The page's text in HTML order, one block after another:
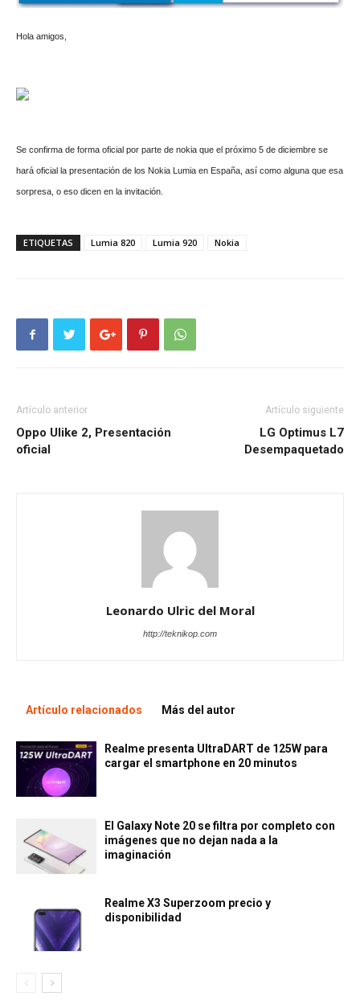
Hola amigos,
Se confirma de forma oficial por parte de nokia que el próximo 5 de diciembre se
hará oficial la presentación de los Nokia Lumia en España, así como alguna que esa
sorpresa, o eso dicen en la invitación.
ETIQUETAS Lumia 820 Lumia 920 Nokia
Artículo anterior
Oppo Ulike 2, Presentación
oficial
Artículo siguiente
LG Optimus L7
Desempaquetado
Leonardo Ulric del Moral
http://teknikop.com
Artículo relacionados Más del autor
Realme presenta UltraDART de 125W para
cargar el smartphone en 20 minutos
El Galaxy Note 20 se filtra por completo con
imágenes que no dejan nada a la
imaginación
Realme X3 Superzoom precio y
disponibilidad